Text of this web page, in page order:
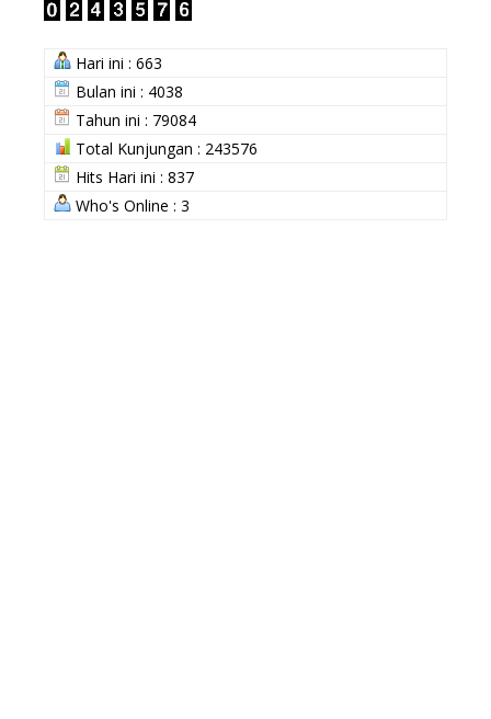
Hari ini : 663
Bulan ini : 4038
Tahun ini : 79084
Total Kunjungan : 243576
Hits Hari ini : 837
Who's Online : 3